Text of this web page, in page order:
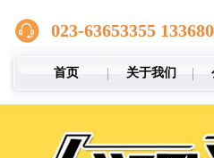
023-63653355
首页 关于我们